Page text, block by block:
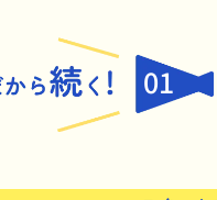
01